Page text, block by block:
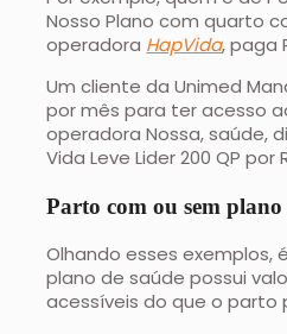
Nosso Plano com quarto
operadora HapVida, paga
Um cliente da Unimed
por mês para ter acesso
operadora Nossa, saúde,
Vida Leve Lider 200 QP por
Parto com ou sem plano
Olhando esses exemplos,
plano de saúde possui
acessíveis do que o parto